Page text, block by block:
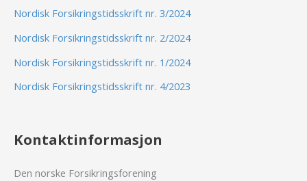
Nordisk Forsikringstidsskrift nr. 3/2024
Nordisk Forsikringstidsskrift nr. 2/2024
Nordisk Forsikringstidsskrift nr. 1/2024
Nordisk Forsikringstidsskrift nr. 4/2023
Kontaktinformasjon
Den norske Forsikringsforening